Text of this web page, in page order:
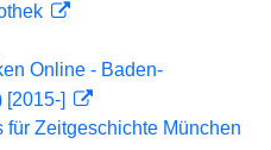
Online - Baden-
[2015-]
für Zeitgeschichte München